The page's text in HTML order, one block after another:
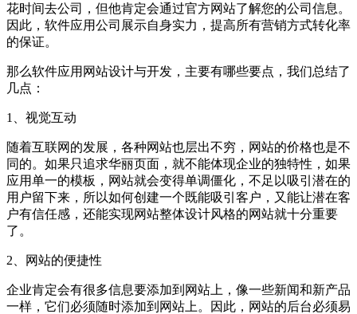
花时间去公司，但他肯定会通过官方网站了解您的公司信息。
因此，软件应用公司展示自身实力，提高所有营销方式转化率
的保证。
那么软件应用网站设计与开发，主要有哪些要点，我们总结了
几点：
1、视觉互动
随着互联网的发展，各种网站也层出不穷，网站的价格也是不
同的。如果只追求华丽页面，就不能体现企业的独特性，如果
应用单一的模板，网站就会变得单调僵化，不足以吸引潜在的
用户留下来，所以如何创建一个既能吸引客户，又能让潜在客
户有信任感，还能实现网站整体设计风格的网站就十分重要
了。
2、网站的便捷性
企业肯定会有很多信息要添加到网站上，像一些新闻和新产品
一样，它们必须随时添加到网站上。因此，网站的后台必须易